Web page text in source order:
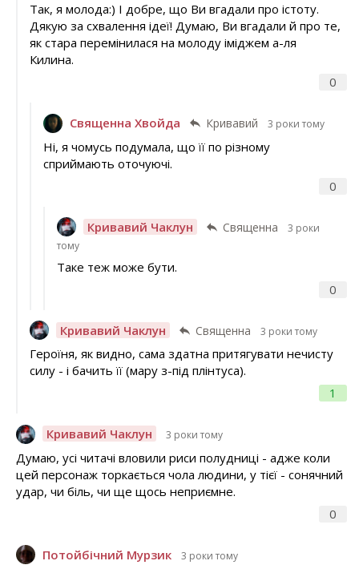
0
Так, я молода:) І добре, що Ви вгадали про істоту.
Дякую за схвалення ідеї! Думаю, Ви вгадали й про те,
як стара перемінилася на молоду іміджем а-ля
Килина.
Священна Хвойда Кривавий 3 роки тому
0
Ні, я чомусь подумала, що її по різному
сприймають оточуючі.
Кривавий Чаклун Священна
3 роки
тому
0
Таке теж може бути.
Кривавий Чаклун Священна 3 роки тому
1
Героїня, як видно, сама здатна притягувати нечисту
силу - і бачить її (мару з-під плінтуса).
Кривавий Чаклун 3 роки тому
0
Думаю, усі читачі вловили риси полудниці - адже коли
цей персонаж торкається чола людини, у тієї - сонячний
удар, чи біль, чи ще щось неприємне.
Потойбічний Мурзик 3 роки тому